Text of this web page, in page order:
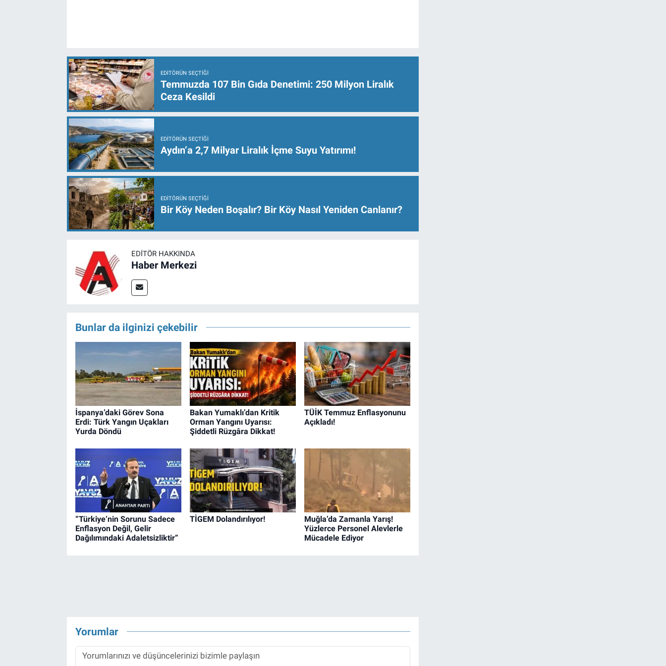
EDITÖRÜN SEÇTIĞI
Temmuzda 107 Bin Gıda Denetimi: 250 Milyon Liralık
Ceza Kesildi
EDITÖRÜN SEÇTIĞI
Aydın’a 2,7 Milyar Liralık İçme Suyu Yatırımı!
EDITÖRÜN SEÇTIĞI
Bir Köy Neden Boşalır? Bir Köy Nasıl Yeniden Canlanır?
EDITÖR HAKKINDA
Haber Merkezi
Bunlar da ilginizi çekebilir
İspanya’daki Görev Sona
Erdi: Türk Yangın Uçakları
Yurda Döndü
Bakan Yumaklı’dan Kritik
Orman Yangını Uyarısı:
Şiddetli Rüzgâra Dikkat!
TÜİK Temmuz Enflasyonunu
Açıkladı!
“Türkiye’nin Sorunu Sadece
Enflasyon Değil, Gelir
Dağılımındaki Adaletsizliktir”
TİGEM Dolandırılıyor!
Muğla’da Zamanla Yarış!
Yüzlerce Personel Alevlerle
Mücadele Ediyor
Yorumlar